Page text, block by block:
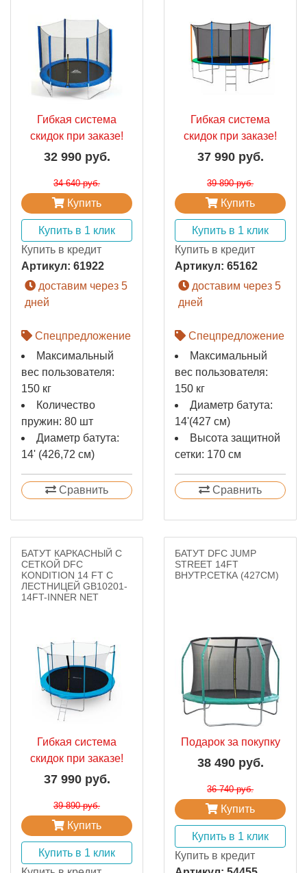
Гибкая система
скидок при заказе!
32 990 руб.
34 640 руб.
Купить
Купить в 1 клик
Купить в кредит
Артикул: 61922
доставим через 5
дней
Спецпредложение
Максимальный
вес пользователя:
150 кг
Количество
пружин: 80 шт
Диаметр батута:
14' (426,72 см)
Сравнить
Гибкая система
скидок при заказе!
37 990 руб.
39 890 руб.
Купить
Купить в 1 клик
Купить в кредит
Артикул: 65162
доставим через 5
дней
Спецпредложение
Максимальный
вес пользователя:
150 кг
Диаметр батута:
14'(427 см)
Высота защитной
сетки: 170 см
Сравнить
БАТУТ КАРКАСНЫЙ С
СЕТКОЙ DFC
KONDITION 14 FT С
ЛЕСТНИЦЕЙ GB10201-
14FT-INNER NET
Гибкая система
скидок при заказе!
37 990 руб.
39 890 руб.
Купить
Купить в 1 клик
БАТУТ DFC JUMP
STREET 14FT
ВНУТР.СЕТКА (427CМ)
Подарок за покупку
38 490 руб.
36 740 руб.
Купить
Купить в 1 клик
Купить в кредит